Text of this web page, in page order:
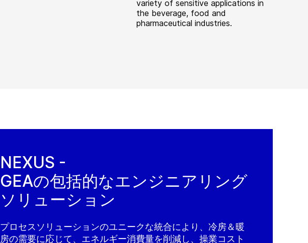
variety of sensitive applications in
the beverage, food and
pharmaceutical industries.
NEXUS -
GEAの包括的なエンジニアリング
ソリューション
プロセスソリューションのユニークな統合により、冷房＆暖
房の需要に応じて、エネルギー消費量を削減し、操業コスト